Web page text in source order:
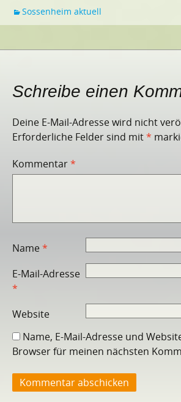
Sossenheim aktuell
Schreibe einen
Deine E-Mail-Adresse wird nicht
Erforderliche Felder sind mit*
Kommentar*
Name*
E-Mail-Adresse
*
Website
Name, E-Mail-Adresse und
Browser für meinen nächsten